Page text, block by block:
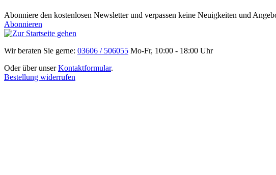
Abonniere den kostenlosen Newsletter und verpassen keine Neuigkeiten und
Abonnieren
Wir beraten Sie gerne: 03606 / 506055 Mo-Fr, 10:00 - 18:00 Uhr
Oder über unserKontaktformular.
Bestellung widerrufen